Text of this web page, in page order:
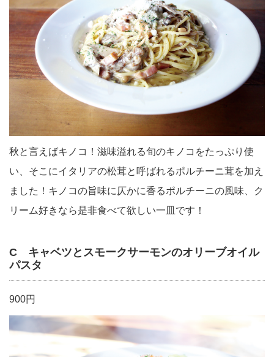
秋と言えばキノコ！滋味溢れる旬のキノコをたっぷり使
い、そこにイタリアの松茸と呼ばれるポルチーニ茸を加え
ました！キノコの旨味に仄かに香るポルチーニの風味、ク
リーム好きなら是非食べて欲しい一皿です！
C キャベツとスモークサーモンのオリーブオイル
パスタ
900円